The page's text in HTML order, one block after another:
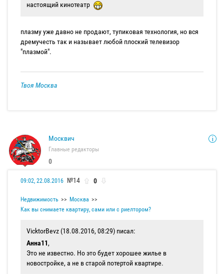
настоящий кинотеатр
плазму уже давно не продают, тупиковая технология, но вся
дремучесть так и называет любой плоский телевизор
"плазмой".
Твоя Москва
Москвич
Главные редакторы
0
09:02, 22.08.2016 №14 0
Недвижимость
Москва
Как вы снимаете квартиру, сами или с риелтором?
VicktorBevz (18.08.2016, 08:29) писал:
Анна11,
Это не известно. Но это будет хорошее жилье в
новостройке, а не в старой потертой квартире.